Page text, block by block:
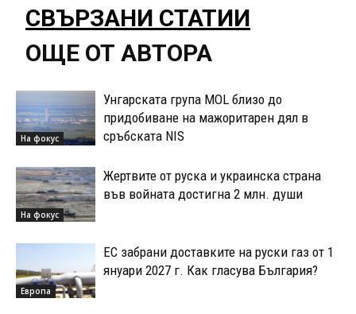
СВЪРЗАНИ СТАТИИ
ОЩЕ ОТ АВТОРА
На фокус
Унгарската група MOL близо до
придобиване на мажоритарен дял в
сръбската NIS
На фокус
Жертвите от руска и украинска страна
във войната достигна 2 млн. души
Европа
ЕС забрани доставките на руски газ от 1
януари 2027 г. Как гласува България?